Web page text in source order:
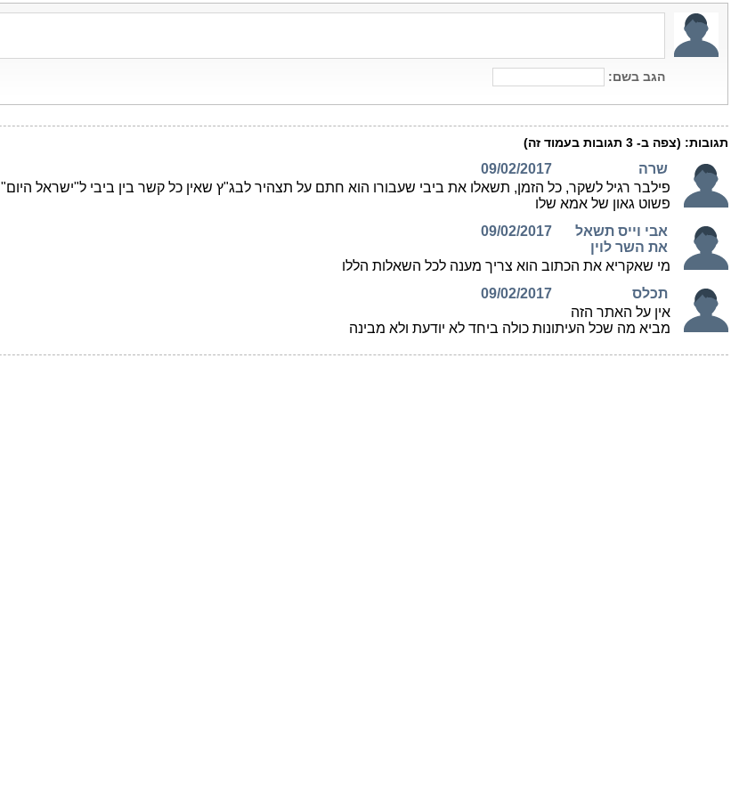
הגב בשם:
תגובות: (צפה ב- 3 תגובות בעמוד זה)
שרה
09/02/2017
פילבר רגיל לשקר, כל הזמן, תשאלו את ביבי שעבורו הוא חתם על תצהיר לבג"ץ שאין כל קשר בין ביבי ל"ישראל היום"
פשוט גאון של אמא שלו
אבי וייס תשאל
את השר לוין
09/02/2017
מי שאקריא את הכתוב הוא צריך מענה לכל השאלות הללו
תכלס
09/02/2017
אין על האתר הזה
מביא מה שכל העיתונות כולה ביחד לא יודעת ולא מבינה